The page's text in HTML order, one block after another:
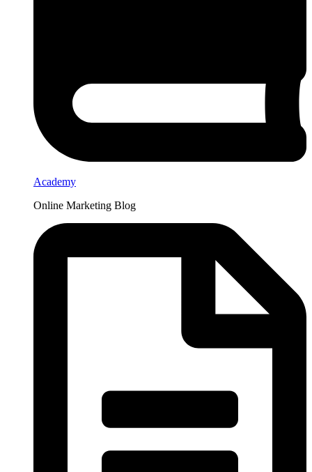
Academy
Online Marketing Blog